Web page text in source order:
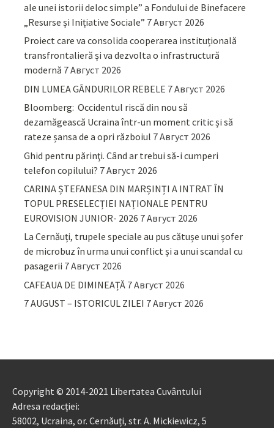
ale unei istorii deloc simple” a Fondului de Binefacere
„Resurse și Inițiative Sociale” 7 Август 2026
Proiect care va consolida cooperarea instituțională
transfrontalieră și va dezvolta o infrastructură
modernă 7 Август 2026
DIN LUMEA GÂNDURILOR REBELE 7 Август 2026
Bloomberg: Occidentul riscă din nou să
dezamăgească Ucraina într-un moment critic și să
rateze șansa de a opri războiul 7 Август 2026
Ghid pentru părinţi. Când ar trebui să-i cumperi
telefon copilului? 7 Август 2026
CARINA ȘTEFANESA DIN MARȘINȚI A INTRAT ÎN
TOPUL PRESELECȚIEI NAȚIONALE PENTRU
EUROVISION JUNIOR- 2026 7 Август 2026
La Cernăuți, trupele speciale au pus cătușe unui șofer
de microbuz în urma unui conflict și a unui scandal cu
pasagerii 7 Август 2026
CAFEAUA DE DIMINEAȚĂ 7 Август 2026
7 AUGUST – ISTORICUL ZILEI 7 Август 2026
Copyright © 2014-2021 Libertatea Cuvântului
Adresa redacției:
58002, Ucraina, or. Cernăuți, str. A. Mickiewicz, 5